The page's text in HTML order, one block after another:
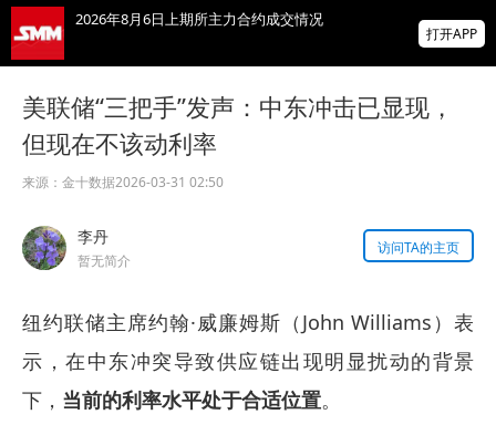
2026年8月6日上期所主力合约成交情况
上海五锐金属 璀璨亮相 SME 2026上海金属
周
为有色行业打造的神器
打开APP
美联储“三把手”发声：中东冲击已显现，
但现在不该动利率
来源： 金十数据2026-03-31 02:50
李丹
暂无简介
访问TA的主页
纽约联储主席约翰·威廉姆斯（John Williams）表
示，在中东冲突导致供应链出现明显扰动的背景
下， 当前的利率水平处于合适位置。